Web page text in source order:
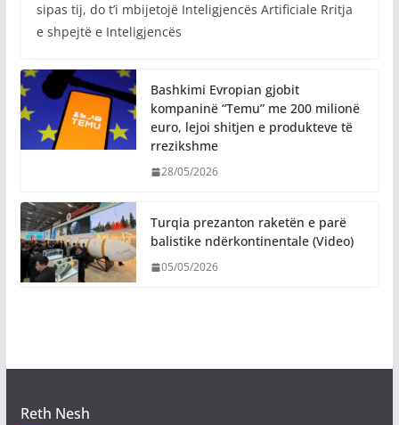
sipas tij, do t’i mbijetojë Inteligjencës Artificiale Rritja
e shpejtë e Inteligjencës
Bashkimi Evropian gjobit
kompaninë “Temu” me 200 milionë
euro, lejoi shitjen e produkteve të
rrezikshme
28/05/2026
Turqia prezanton raketën e parë
balistike ndërkontinentale (Video)
05/05/2026
Reth Nesh